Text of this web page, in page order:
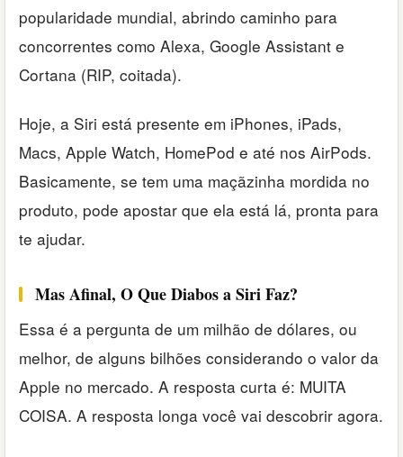
popularidade mundial, abrindo caminho para
concorrentes como Alexa, Google Assistant e
Cortana (RIP, coitada).
Hoje, a Siri está presente em iPhones, iPads,
Macs, Apple Watch, HomePod e até nos AirPods.
Basicamente, se tem uma maçãzinha mordida no
produto, pode apostar que ela está lá, pronta para
te ajudar.
Mas Afinal, O Que Diabos a Siri Faz?
Essa é a pergunta de um milhão de dólares, ou
melhor, de alguns bilhões considerando o valor da
Apple no mercado. A resposta curta é: MUITA
COISA. A resposta longa você vai descobrir agora.